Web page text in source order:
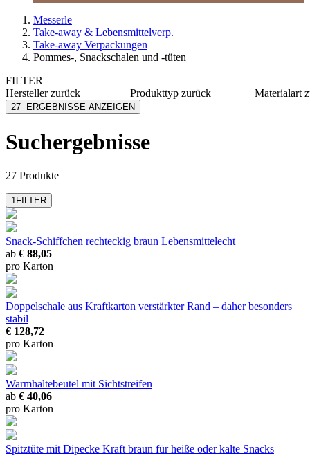
Messerle
Take-away & Lebensmittelverp.
Take-away Verpackungen
Pommes-, Snackschalen und -tüten
FILTER
Herstellerzurück
Colpac
Huhtamaki
LOGISCH ÖKO
mehr anzeigen
Produkttyp zurück
Schütte
Materialart
27 ERGEBNISSE ANZEIGEN
Suchergebnisse
27 Produkte
1FILTER
Snack-Schiffchen rechteckig braun Lebensmittelecht
ab € 88,05
pro Karton
Doppelschale aus Kraftkarton verstärkter Rand – daher besonders
stabil
€ 128,72
pro Karton
Warmhaltebeutel mit Sichtstreifen
ab € 40,06
pro Karton
Spitztüte mit Dipecke Kraft braun für heiße oder kalte Snacks